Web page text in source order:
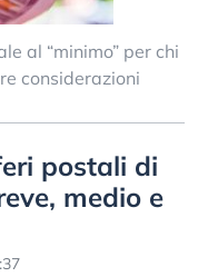
al “minimo” per chi
considerazioni
postali di
medio e